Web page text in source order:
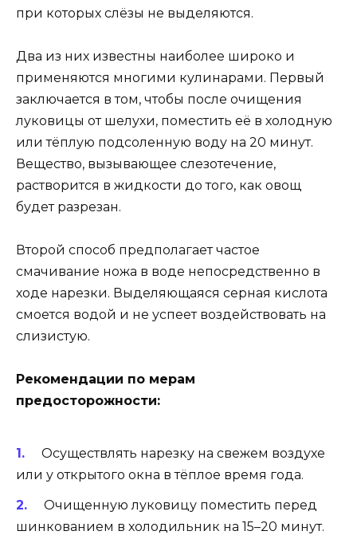
при которых слёзы не выделяются.
Два из них известны наиболее широко и
применяются многими кулинарами. Первый
заключается в том, чтобы после очищения
луковицы от шелухи, поместить её в холодную
или тёплую подсоленную воду на 20 минут.
Вещество, вызывающее слезотечение,
растворится в жидкости до того, как овощ
будет разрезан.
Второй способ предполагает частое
смачивание ножа в воде непосредственно в
ходе нарезки. Выделяющаяся серная кислота
смоется водой и не успеет воздействовать на
слизистую.
Рекомендации по мерам
предосторожности:
Осуществлять нарезку на свежем воздухе
или у открытого окна в тёплое время года.
Очищенную луковицу поместить перед
шинкованием в холодильник на 15–20 минут.